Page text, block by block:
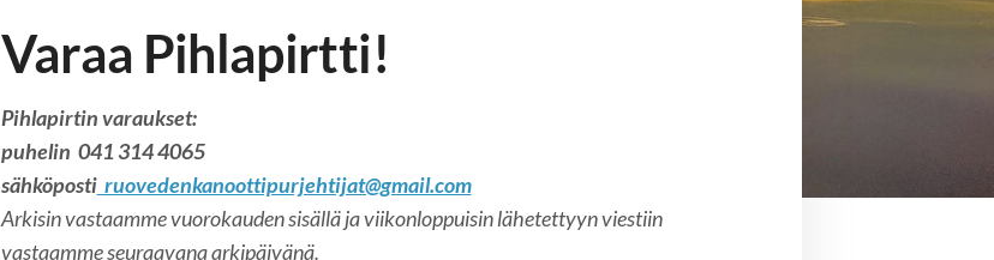
Varaa Pihlapirtti!
Pihlapirtin varaukset:
puhelin 041 314 4065
sähköpostiruovedenkanoottipurjehtijat@gmail.com
Arkisin vastaamme vuorokauden sisällä ja viikonloppuisin lähetettyyn viestiin
vastaamme seuraavana arkipäivänä.